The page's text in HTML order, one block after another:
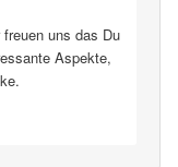
uns das Du
Aspekte,